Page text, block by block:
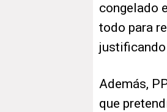
congelado
todo para
Además,
que